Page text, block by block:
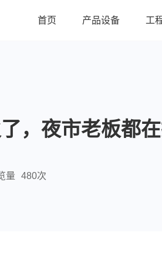
首页 产品设备 工
，夜市老板都在
量 480次